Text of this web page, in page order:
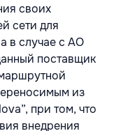
своих
сети для
в случае с АО
поставщик
из
при том, что
внедрения